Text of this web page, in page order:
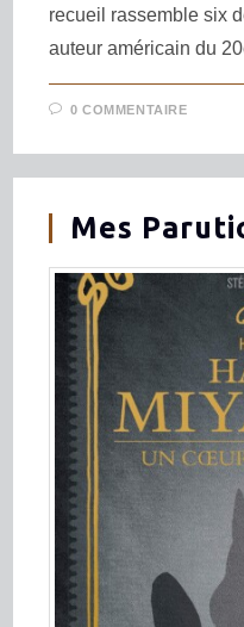
recueil rassemble six
auteur américain du
0 COMMENTAIRE
Mes